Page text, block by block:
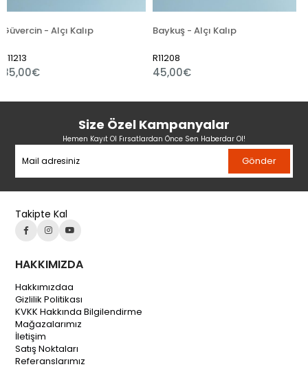
Kalıp Baykuş - Alçı Kalıp
Size Özel Kampanyalar
Hemen Kayıt Ol Fırsatlardan Önce Sen Haberdar Ol!
Gönder
Takipte Kal
HAKKIMIZDA
Hakkımızdaa
Gizlilik Politikası
KVKK Hakkında Bilgilendirme
Mağazalarımız
İletişim
Satış Noktaları
Referanslarımız